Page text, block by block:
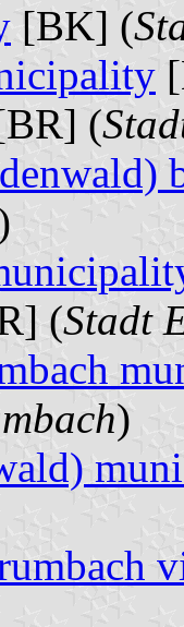
[BK] (
(
(Stadt
)